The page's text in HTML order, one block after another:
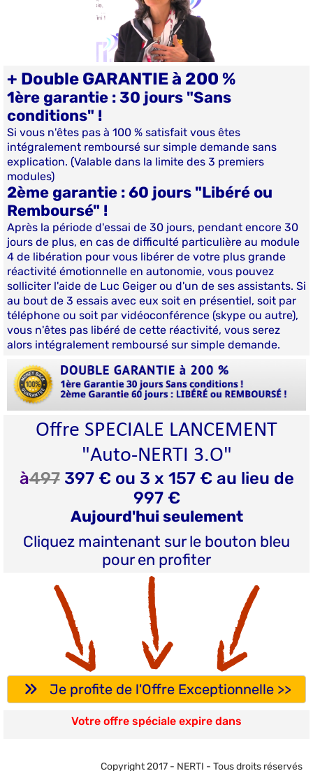
+ Double GARANTIE à 200 %
1ère garantie : 30 jours "Sans
conditions" !
Si vous n'êtes pas à 100 % satisfait vous êtes
intégralement remboursé sur simple demande sans
explication. (Valable dans la limite des 3 premiers
modules)
2ème garantie : 60 jours "Libéré ou
Remboursé" !
Après la période d'essai de 30 jours, pendant encore 30
jours de plus, en cas de difficulté particulière au module
4 de libération pour vous libérer de votre plus grande
réactivité émotionnelle en autonomie, vous pouvez
solliciter l'aide de Luc Geiger ou d'un de ses assistants. Si
au bout de 3 essais avec eux soit en présentiel, soit par
téléphone ou soit par vidéoconférence (skype ou autre),
vous n'êtes pas libéré de cette réactivité, vous serez
alors intégralement remboursé sur simple demande.
Offre SPECIALE LANCEMENT
"Auto-NERTI 3.O"
à497397 € ou 3 x 157 € au lieu de
997 €
Aujourd'hui seulement
Cliquez maintenant sur le bouton bleu
pour en profiter
Je profite de l'Offre Exceptionnelle >>
Votre offre spéciale expire dans
Copyright 2017 - NERTI - Tous droits réservés